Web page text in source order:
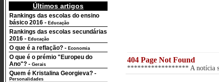
Últimos artigos
Rankings das escolas do ensino
básico 2016 - Educação
Rankings das escolas secundárias
2016 - Educação
O que é a reflação? - Economia
O que é o prémio "Europeu do
Ano"? - Gerais
Quem é Kristalina Georgieva? -
Personalidades
404 Page Not Found
****************** A notícia